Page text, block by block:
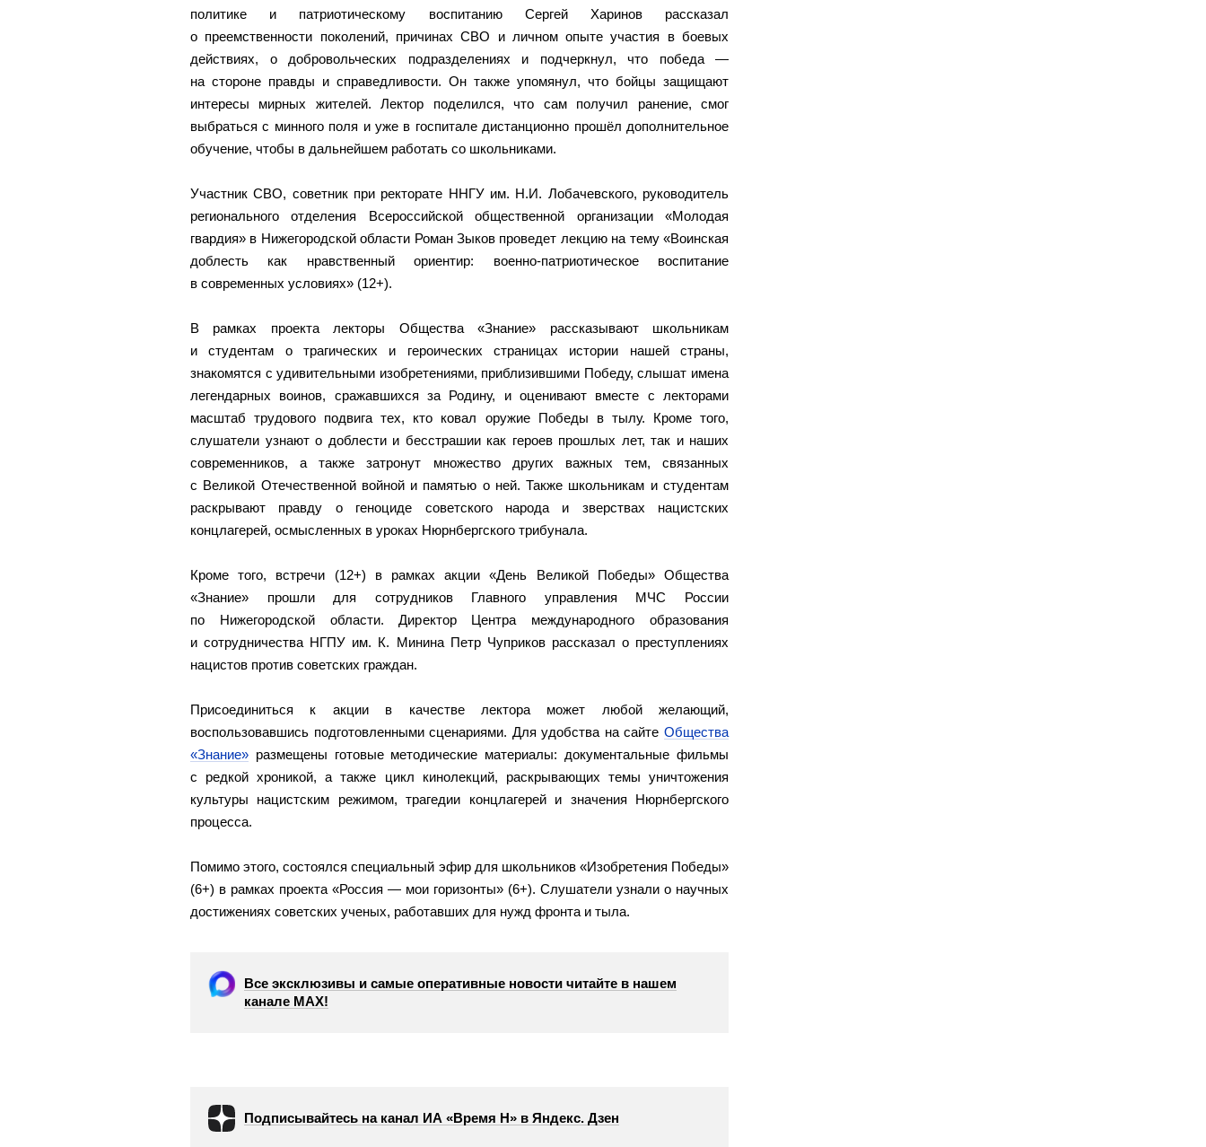
политике и патриотическому воспитанию Сергей Харинов рассказал
о преемственности поколений, причинах СВО и личном опыте участия в боевых
действиях, о добровольческих подразделениях и подчеркнул, что победа —
на стороне правды и справедливости. Он также упомянул, что бойцы защищают
интересы мирных жителей. Лектор поделился, что сам получил ранение, смог
выбраться с минного поля и уже в госпитале дистанционно прошёл дополнительное
обучение, чтобы в дальнейшем работать со школьниками.
Участник СВО, советник при ректорате ННГУ им. Н.И. Лобачевского, руководитель
регионального отделения Всероссийской общественной организации «Молодая
гвардия» в Нижегородской области Роман Зыков проведет лекцию на тему «Воинская
доблесть как нравственный ориентир: военно-патриотическое воспитание
в современных условиях» (12+).
В рамках проекта лекторы Общества «Знание» рассказывают школьникам
и студентам о трагических и героических страницах истории нашей страны,
знакомятся с удивительными изобретениями, приблизившими Победу, слышат имена
легендарных воинов, сражавшихся за Родину, и оценивают вместе с лекторами
масштаб трудового подвига тех, кто ковал оружие Победы в тылу. Кроме того,
слушатели узнают о доблести и бесстрашии как героев прошлых лет, так и наших
современников, а также затронут множество других важных тем, связанных
с Великой Отечественной войной и памятью о ней. Также школьникам и студентам
раскрывают правду о геноциде советского народа и зверствах нацистских
концлагерей, осмысленных в уроках Нюрнбергского трибунала.
Кроме того, встречи (12+) в рамках акции «День Великой Победы» Общества
«Знание» прошли для сотрудников Главного управления МЧС России
по Нижегородской области. Директор Центра международного образования
и сотрудничества НГПУ им. К. Минина Петр Чуприков рассказал о преступлениях
нацистов против советских граждан.
Присоединиться к акции в качестве лектора может любой желающий,
воспользовавшись подготовленными сценариями. Для удобства на сайте Общества
«Знание» размещены готовые методические материалы: документальные фильмы
с редкой хроникой, а также цикл кинолекций, раскрывающих темы уничтожения
культуры нацистским режимом, трагедии концлагерей и значения Нюрнбергского
процесса.
Помимо этого, состоялся специальный эфир для школьников «Изобретения Победы»
(6+) в рамках проекта «Россия — мои горизонты» (6+). Слушатели узнали о научных
достижениях советских ученых, работавших для нужд фронта и тыла.
Все эксклюзивы и самые оперативные новости читайте в нашем
канале МАХ!
Подписывайтесь на канал ИА «Время Н» в Яндекс. Дзен